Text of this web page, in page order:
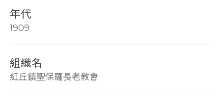
年代
1909
組織名
紅丘鎮聖保羅長老教會